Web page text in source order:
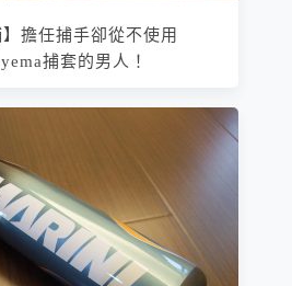
】擔任捕手卻從不使用
捕套的男人！